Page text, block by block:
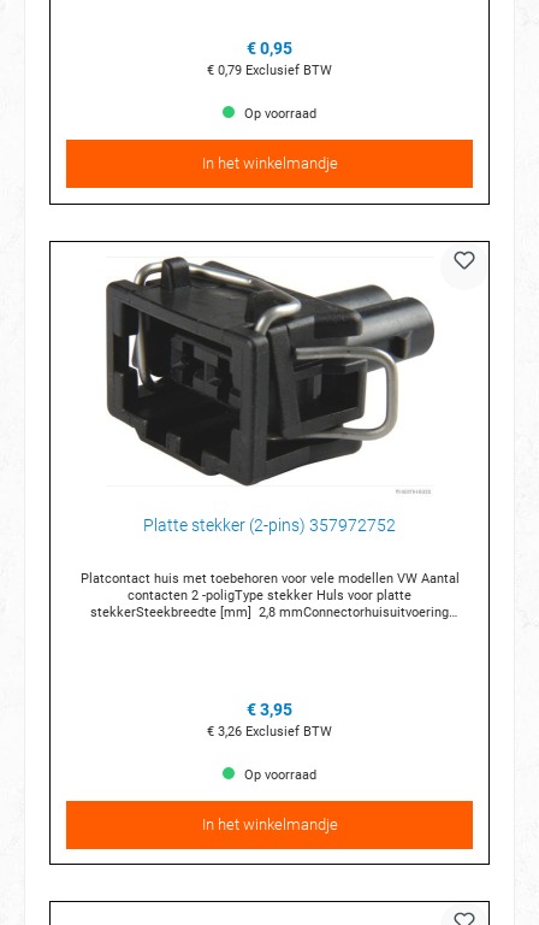
€ 0,95
€ 0,79 Exclusief BTW
Op voorraad
In het winkelmandje
Platte stekker (2-pins) 357972752
Platcontact huis met toebehoren voor vele modellen VW Aantal
contacten 2 -poligType stekker Huls voor platte
stekkerSteekbreedte [mm] 2,8 mmConnectorhuisuitvoering
WaterpompEtc etc
€ 3,95
€ 3,26 Exclusief BTW
Op voorraad
In het winkelmandje